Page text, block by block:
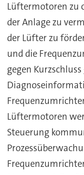
Lüftermotoren zu
der Anlage zu
der Lüfter zu
und die
gegen
Lüftermotoren
Steuerung